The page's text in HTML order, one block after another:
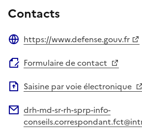
Contacts
https://www.defense.gouv.fr
Formulaire de contact
Saisine par voie électronique
Adresse électronique
drh-md-sr-rh-sprp-info-